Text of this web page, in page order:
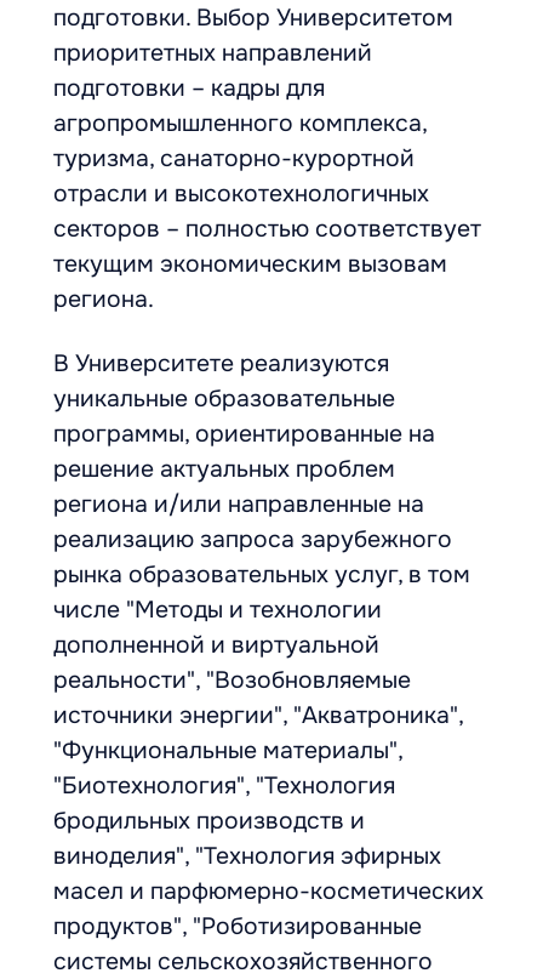
подготовки. Выбор Университетом
приоритетных направлений
подготовки – кадры для
агропромышленного комплекса,
туризма, санаторно-курортной
отрасли и высокотехнологичных
секторов – полностью соответствует
текущим экономическим вызовам
региона.
В Университете реализуются
уникальные образовательные
программы, ориентированные на
решение актуальных проблем
региона и/или направленные на
реализацию запроса зарубежного
рынка образовательных услуг, в том
числе "Методы и технологии
дополненной и виртуальной
реальности", "Возобновляемые
источники энергии", "Акватроника",
"Функциональные материалы",
"Биотехнология", "Технология
бродильных производств и
виноделия", "Технология эфирных
масел и парфюмерно-косметических
продуктов", "Роботизированные
системы сельскохозяйственного